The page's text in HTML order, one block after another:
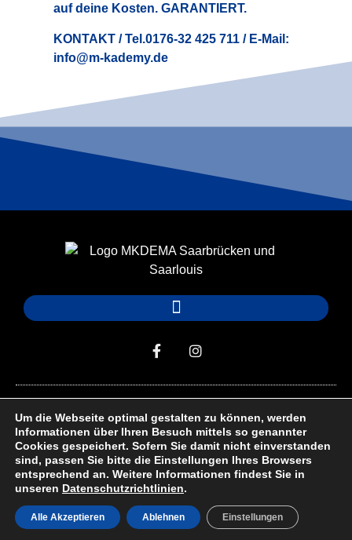
auf deine Kosten. GARANTIERT.
KONTAKT / Tel.0176-32 425 711 / E-Mail:
info@m-kademy.de
Impressum Datenschutz
Copyright © 2026 MKDEMY – Die Sportakademie
Um die Webseite optimal gestalten zu können, werden
Informationen über Ihren Besuch mittels so genannter
Cookies gespeichert. Sofern Sie damit nicht einverstanden
sind, passen Sie bitte die Einstellungen Ihres Browsers
entsprechend an. Weitere Informationen findest Sie in
unseren Datenschutzrichtlinien.
Alle Akzeptieren Ablehnen Einstellungen